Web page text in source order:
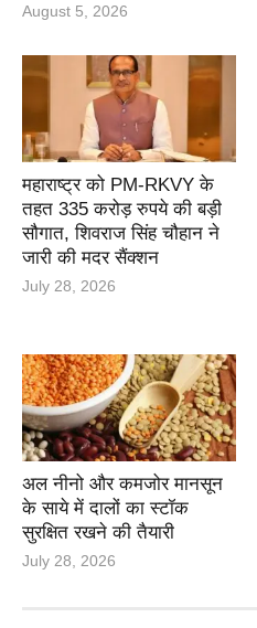
August 5, 2026
महाराष्ट्र को PM-RKVY के
तहत 335 करोड़ रुपये की बड़ी
सौगात, शिवराज सिंह चौहान ने
जारी की मदर सैंक्शन
July 28, 2026
अल नीनो और कमजोर मानसून
के साये में दालों का स्टॉक
सुरक्षित रखने की तैयारी
July 28, 2026